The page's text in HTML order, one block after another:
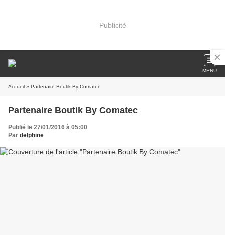
Publicité
MENU
Accueil » Partenaire Boutik By Comatec
Partenaire Boutik By Comatec
Publié le 27/01/2016 à 05:00
Par delphine